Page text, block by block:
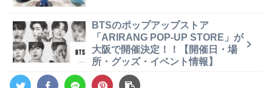
BTSのポップアップストア
「ARIRANG POP-UP STORE」が
大阪で開催決定！！【開催日・場
所・グッズ・イベント情報】